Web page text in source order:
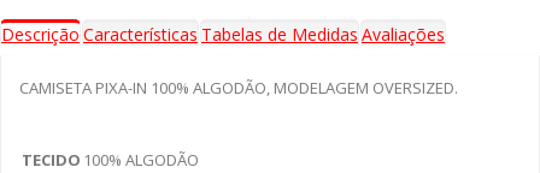
Descrição Características Tabelas de Medidas Avaliações
CAMISETA PIXA-IN 100% ALGODÃO, MODELAGEM OVERSIZED.
TECIDO 100% ALGODÃO